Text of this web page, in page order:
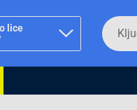
lice
asortiman
Da
biste